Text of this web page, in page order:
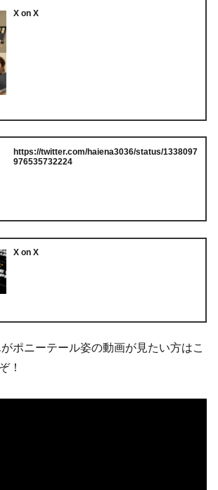
X on X
https://twitter.com/haiena3036/status/1338097
976535732224
X on X
ポニーテール姿の動画が見たい方はこ
！